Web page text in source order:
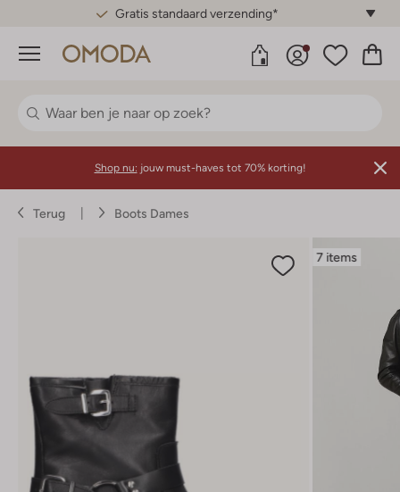
Gratis standaard verzending*
Menu
Shop nu: jouw must-haves tot 70% korting!
Terug Boots Dames
7 items